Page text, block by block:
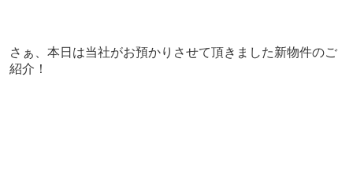
さぁ、本日は当社がお預かりさせて頂きました新物件のご
紹介！